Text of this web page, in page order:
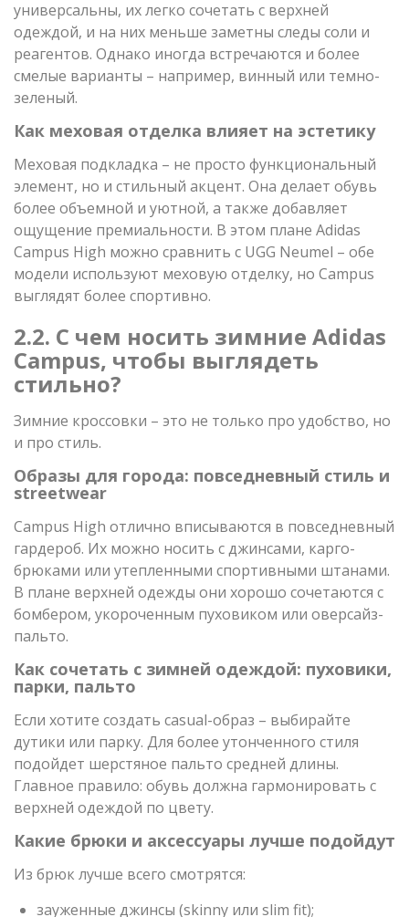
универсальны, их легко сочетать с верхней
одеждой, и на них меньше заметны следы соли и
реагентов. Однако иногда встречаются и более
смелые варианты – например, винный или темно-
зеленый.
Как меховая отделка влияет на эстетику
Меховая подкладка – не просто функциональный
элемент, но и стильный акцент. Она делает обувь
более объемной и уютной, а также добавляет
ощущение премиальности. В этом плане Adidas
Campus High можно сравнить с UGG Neumel – обе
модели используют меховую отделку, но Campus
выглядят более спортивно.
2.2. С чем носить зимние Adidas
Campus, чтобы выглядеть
стильно?
Зимние кроссовки – это не только про удобство, но
и про стиль.
Образы для города: повседневный стиль и
streetwear
Campus High отлично вписываются в повседневный
гардероб. Их можно носить с джинсами, карго-
брюками или утепленными спортивными штанами.
В плане верхней одежды они хорошо сочетаются с
бомбером, укороченным пуховиком или оверсайз-
пальто.
Как сочетать с зимней одеждой: пуховики,
парки, пальто
Если хотите создать casual-образ – выбирайте
дутики или парку. Для более утонченного стиля
подойдет шерстяное пальто средней длины.
Главное правило: обувь должна гармонировать с
верхней одеждой по цвету.
Какие брюки и аксессуары лучше подойдут
Из брюк лучше всего смотрятся:
зауженные джинсы (skinny или slim fit);